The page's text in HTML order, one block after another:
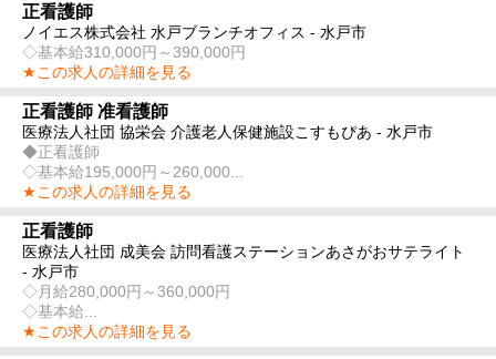
正看護師
ノイエス株式会社 水戸ブランチオフィス - 水戸市
◇基本給310,000円～390,000円
★この求人の詳細を見る
正看護師 准看護師
医療法人社団 協栄会 介護老人保健施設こすもぴあ - 水戸市
◆正看護師
◇基本給195,000円～260,000...
★この求人の詳細を見る
正看護師
医療法人社団 成美会 訪問看護ステーションあさがおサテライト
- 水戸市
◇月給280,000円～360,000円
◇基本給...
★この求人の詳細を見る